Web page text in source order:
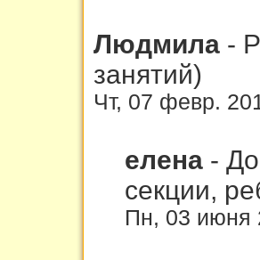
Людмила -
занятий)
Чт, 07 февр.
елена -
секции,
Пн, 03 июня